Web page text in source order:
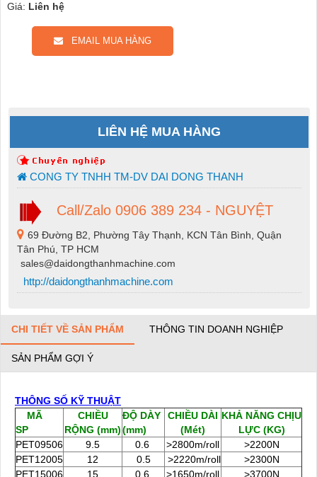
Giá: Liên hệ
EMAIL MUA HÀNG
LIÊN HỆ MUA HÀNG
CONG TY TNHH TM-DV DAI DONG THANH
Call/Zalo 0906 389 234 - NGUYỆT
69 Đường B2, Phường Tây Thạnh, KCN Tân Bình, Quận
Tân Phú, TP HCM
sales@daidongthanhmachine.com
http://daidongthanhmachine.com
CHI TIẾT VỀ SẢN PHẨM THÔNG TIN DOANH NGHIỆP
SẢN PHẨM GỢI Ý
THÔNG SỐ KỸ THUẬT
MÃ
SP
CHIỀU
RỘNG (mm)
ĐỘ DÀY
(mm)
CHIỀU DÀI
(Mét)
KHẢ NĂNG CHỊU
LỰC (KG)
PET09506
9.5 0.6 >2800m/roll
>2200N
PET12005
12 0.5 >2220m/roll
>2300N
PET15006
15 0.6 >1650m/roll >3700N